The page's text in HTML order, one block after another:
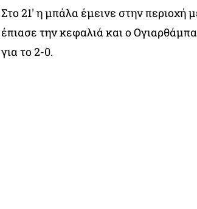
Στο 21′ η μπάλα έμεινε στην
έπιασε την κεφαλιά και ο
για το 2-0.